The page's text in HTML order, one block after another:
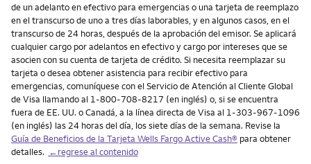
de un adelanto en efectivo para emergencias o una tarjeta de reemplazo
en el transcurso de uno a tres días laborables, y en algunos casos, en el
transcurso de 24 horas, después de la aprobación del emisor. Se aplicará
cualquier cargo por adelantos en efectivo y cargo por intereses que se
asocien con su cuenta de tarjeta de crédito. Si necesita reemplazar su
tarjeta o desea obtener asistencia para recibir efectivo para
emergencias, comuníquese con el Servicio de Atención al Cliente Global
de Visa llamando al 1-800-708-8217 (en inglés) o, si se encuentra
fuera de EE. UU. o Canadá, a la línea directa de Visa al 1-303-967-1096
(en inglés) las 24 horas del día, los siete días de la semana. Revise la
Guía de Beneficios de la Tarjeta Wells FargoActive Cash® para obtener
detalles. ←regrese al contenido